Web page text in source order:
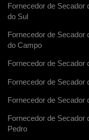
Fornecedor de Secador
do Sul
Fornecedor de Secador
do Campo
Fornecedor de Secador
Fornecedor de Secador
Fornecedor de Secador
Fornecedor de Secador
Pedro